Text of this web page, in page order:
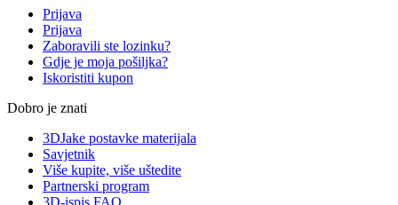
Prijava
Prijava
Zaboravili ste lozinku?
Gdje je moja pošiljka?
Iskoristiti kupon
Dobro je znati
3DJake postavke materijala
Savjetnik
Više kupite, više uštedite
Partnerski program